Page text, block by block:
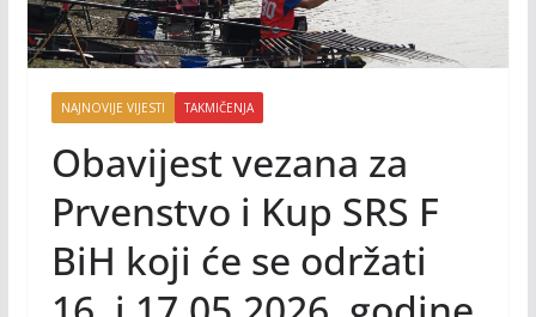
NAJNOVIJE VIJESTI TAKMIČENJA
Obavijest vezana za
Prvenstvo i Kup SRS F
BiH koji će se održati